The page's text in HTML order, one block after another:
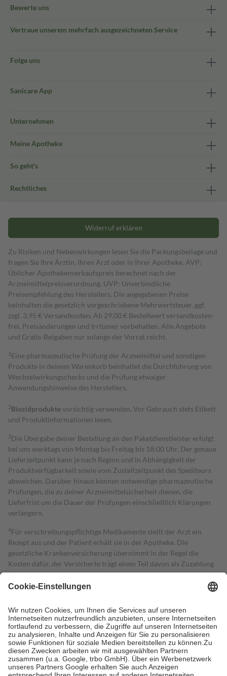
Bewerte uns
Vertraue unserem mehrfach ausgezeichneten Service
Folge uns
Sanicare App
Unternehmen
Meine Apotheke
So geht's
Rechtliches
Widerruf erklären
Zu Risiken und Nebenwirkungen lesen Sie die Packungsbeilage und
fragen Sie Ihre Ärztin, Ihren Arzt oder in Ihrer Apotheke. AVP:
Üblicher Apothekenverkaufspreis berechnet nach der
Arzneimittelpreisverordnung. UVP: Unverbindliche
Preisempfehlung des Herstellers. Die angegebenen Preise
beinhalten die gesetzlich vorgeschriebene Mehrwertsteuer, ggf.
zzgl. 3,95 € Versandkosten. Ab 29,00 € Bestell­wert versand­kosten­
frei. Preisänderungen und Irrtümer vorbehalten. Alle Angebote
und Gratis-Beigaben nur solange der Vorrat reicht.
1 Eine pharmazeutische Prüfung der Arzneimittel und sonstigen
Produkte in deinem Warenkorb beinhaltet die Durchführung von
Wechselwirkungschecks und die Prüfung etwaiger
Anwendungshinweise des Herstellers.
2Biozidproduktevorsichtig verwenden. Vor Gebrauch stets Etikett
und Produktinformationen lesen.
3Die Übergabe deiner Bestellung an den Paketdienstleister erfolgt
bei uns werktags von Montag bis Freitag bis 18:00 Uhr. Der genaue
Lieferzeitpunkt kann je nach Region und in Abhängigkeit der
Produktverfügbarkeit sowie vom Zustellzeitpunkt des Spediteurs
abweichen. Darüber hinaus können notwendige pharmazeutische
Prüfungen, die zu deiner Arzneimittelsicherheit dienen, die
Lieferfrist um die Dauer der Prüfungen einschließlich Klärungen
verlängern.
4Für verschreibungspflichtige Medikamente stellt der Arzt ein
Rezept aus und der Patient erhält sie in der Apotheke. Die
gesetzliche Krankenversicherung übernimmt in der Regel die
Kosten dafür, der Versicherte trägt einen Teil davon als Zuzahlung
mit.
Grundsätzlich leisten Mitglieder Zuzahlungen in Höhe von zehn
höchstens zehn Euro.
Es sind jedoch nie mehr als die tatsächlichen
Kosten der Leistung zu entrichten.
Diese Regeln gelten grundsätzlich auch für Online-Apotheken.
Bei Heilmitteln und häuslicher Krankenpflege beträgt die
Zuzahlung zehn Prozent der Kosten sowie zehn Euro je
Verordnung.
Um das Engagement der Versicherten für ihre eigene Gesundheit zu